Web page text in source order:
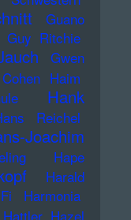
Guano
Guy Ritchie
Gwen
Haim
Hank
Reichel
Joachim
Hape
Harald
Harmonia
Hattler Hazel